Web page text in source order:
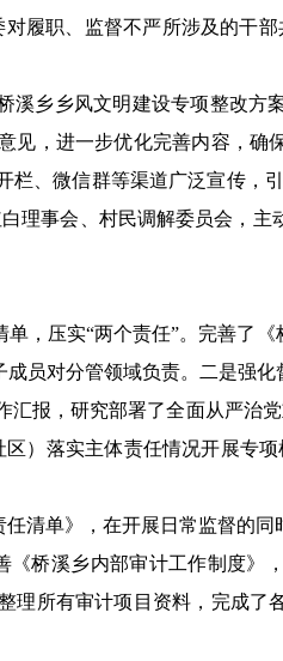
履职、监督不严所涉及的干
溪乡乡风文明建设专项整改
见，进一步优化完善内容，确
、微信群等渠道广泛宣传，
理事会、村民调解委员会，
，压实“两个责任”。完善了
员对分管领域负责。二是强
汇报，研究部署了全面从严治
）落实主体责任情况开展专
清单》，在开展日常监督的
桥溪乡内部审计工作制度》
理所有审计项目资料，完成